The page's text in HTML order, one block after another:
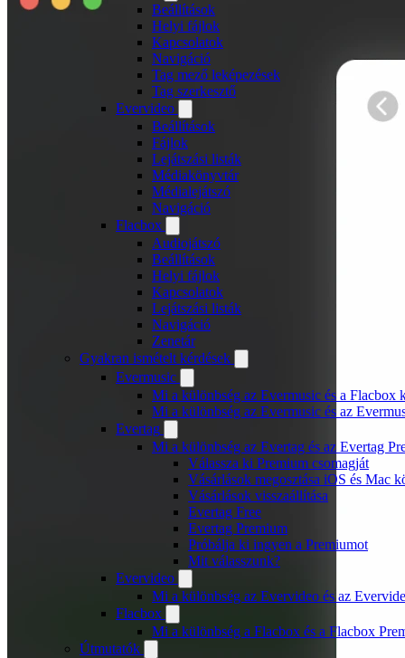
Beállítások
Helyi fájlok
Kapcsolatok
Navigáció
Tag mező leképezések
Tag szerkesztő
Evervideo
Beállítások
Fájlok
Lejátszási listák
Médiakönyvtár
Médialejátszó
Navigáció
Flacbox
Audiojátszó
Beállítások
Helyi fájlok
Kapcsolatok
Lejátszási listák
Navigáció
Zenetár
Gyakran ismételt kérdések
Evermusic
Mi a különbség az Evermusic és a Flacbox
Mi a különbség az Evermusic és az
Evertag
Mi a különbség az Evertag és az Evertag
Válassza ki Premium csomagját
Vásárlások megosztása iOS és Mac
Vásárlások visszaállítása
Evertag Free
Evertag Premium
Próbálja ki ingyen a Premiumot
Mit válasszunk?
Evervideo
Mi a különbség az Evervideo és az
Flacbox
Mi a különbség a Flacbox és a Flacbox
Útmutatók